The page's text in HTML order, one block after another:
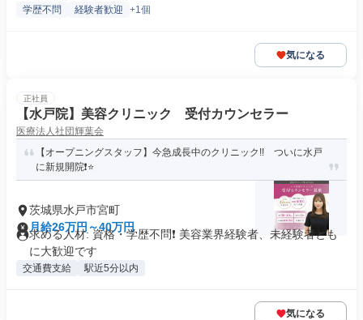
学歴不問 経験者歓迎 +1個
気になる
正社員
【水戸院】美容クリニック 受付カウンセラー
医療法人社団輝葉会
【オープニングスタッフ】今急成長中のクリニック!! ついに水戸
に新規開院❗⭐
茨城県水戸市宮町
月給26万円～40万円
求める人材: 資格・学歴不問❗ 美容業界経験者、未経験者とも
に大歓迎です
交通費支給 駅近5分以内
気になる